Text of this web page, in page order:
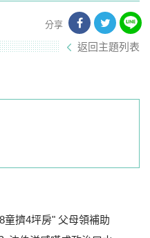
分享
返回主題列表
擠4坪房" 父母領補助